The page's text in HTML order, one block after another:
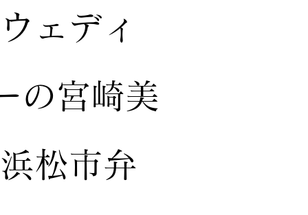
ェディ
の宮崎美
松市弁